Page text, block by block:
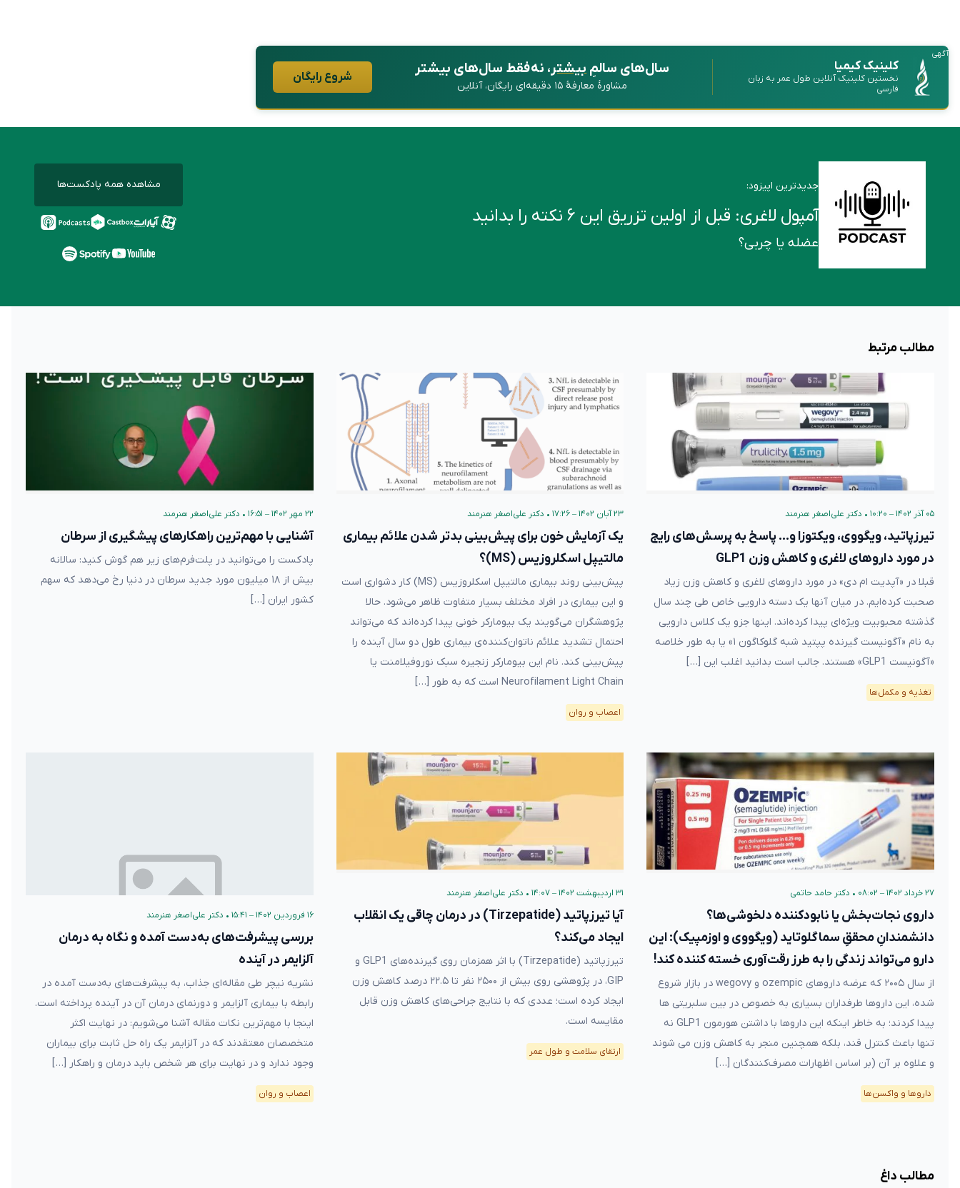
آگهی
کلینیک کیمیا
نخستین کلینیک آنلاین طول عمر به زبان
فارسی
سال‌های سالمِبیشتر، نه فقط سال‌های بیشتر
مشاورهٔ معارفهٔ ۱۵ دقیقه‌ای رایگان، آنلاین
شروع رایگان
جدیدترین اپیزود:
آمپول لاغری: قبل از اولین تزریق این ۶ نکته را بدانید
عضله یا چربی؟
مشاهده همه پادکست‌ها
مطالب مرتبط
۰۵ آذر ۱۴۰۲ – ۱۰:۲۰ • دکتر علی‌اصغر هنرمند
تیرزپاتید، ویگووی، ویکتوزا و… پاسخ به پرسش‌های رایج
در مورد داروهای لاغری و کاهش وزن GLP1
قبلا در «آپدیت ام دی» در مورد داروهای لاغری و کاهش وزن زیاد
صحبت کرده‌ایم. در میان آنها یک دسته دارویی خاص طی چند سال
گذشته محبوبیت ویژه‌ای پیدا کرده‌اند. اینها جزو یک کلاس دارویی
به نام «آگونیست گیرنده پپتید شبه گلوکاگون ۱» یا به طور خلاصه
«آگونیست GLP1» هستند. جالب است بدانید اغلب این […]
تغذیه و مکمل‌ها
۲۳ آبان ۱۴۰۲ – ۱۷:۲۶ • دکتر علی‌اصغر هنرمند
یک آزمایش خون برای پیش‌بینی بدتر شدن علائم بیماری
مالتیپل اسکلروزیس (MS)؟
پیش‌بینی روند بیماری مالتیپل اسکلروزیس (MS) کار دشواری است
و این بیماری در افراد مختلف بسیار متفاوت ظاهر می‌شود. حالا
پژوهشگران می‌گویند یک بیومارکر خونی پیدا کرده‌اند که می‌تواند
احتمال تشدید علائم ناتوان‌کننده‌ی بیماری طول دو سال آینده را
پیش‌بینی کند. نام این بیومارکر زنجیره سبک نوروفیلامنت یا
Neurofilament Light Chain است که به طور […]
اعصاب و روان
۲۲ مهر ۱۴۰۲ – ۱۶:۵۱ • دکتر علی‌اصغر هنرمند
آشنایی با مهم‌ترین راهکارهای پیشگیری از سرطان
پادکست را می‌توانید در پلت‌فرم‌های زیر هم گوش کنید: سالانه
بیش از ۱۸ میلیون مورد جدید سرطان در دنیا رخ می‌دهد که سهم
کشور ایران […]
۲۷ خرداد ۱۴۰۲ – ۰۸:۰۲ • دکتر حامد حاتمی
داروی نجات‌بخش یا نابودکننده دلخوشی‌ها؟
دانشمندانِ محققِ سماگلوتاید (ویگووی و اوزمپیک): این
دارو می‌تواند زندگی را به طرز رقت‌آوری خسته کننده کند!
از سال ۲۰۰۵ که عرضه داروهای ozempic و wegovy در بازار شروع
شده، این داروها طرفداران بسیاری به خصوص در بین سلبریتی ها
پیدا کردند؛ به خاطر اینکه این داروها با داشتن هورمون GLP1 نه
تنها باعث کنترل قند، بلکه همچنین منجر به کاهش وزن می شوند
و علاوه بر آن (بر اساس اظهارات مصرف‌کنندگان […]
دارو‌ها و واکسن‌ها
۳۱ اردیبهشت ۱۴۰۲ – ۱۴:۰۷ • دکتر علی‌اصغر هنرمند
آیا تیرزپاتید (Tirzepatide) در درمان چاقی یک انقلاب
ایجاد می‌کند؟
تیرزپاتید (Tirzepatide) با اثر همزمان روی گیرنده‌های GLP1 و
GIP، در پژوهشی روی بیش از ۲۵۰۰ نفر تا ۲۲.۵ درصد کاهش وزن
ایجاد کرده است؛ عددی که با نتایج جراحی‌های کاهش وزن قابل
مقایسه است.
ارتقای سلامت و طول عمر
۱۶ فروردین ۱۴۰۲ – ۱۵:۴۱ • دکتر علی‌اصغر هنرمند
بررسی پیشرفت‌های به‌دست آمده و نگاه به درمان
آلزایمر در آینده
نشریه نیچر طی مقاله‌ای جذاب، به پیشرفت‌های به‌دست آمده در
رابطه با بیماری آلزایمر و دورنمای درمان آن در آینده پرداخته است.
اینجا با مهم‌ترین نکات مقاله آشنا می‌شویم: در نهایت اکثر
متخصصان معتقدند که در آلزایمر یک راه حل ثابت برای بیماران
وجود ندارد و در نهایت برای هر شخص باید درمان و راهکار […]
اعصاب و روان
مطالب داغ